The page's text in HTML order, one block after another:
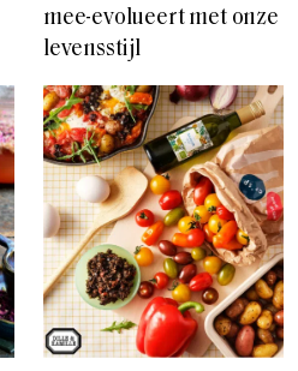
mee-evolueert met onze
levensstijl